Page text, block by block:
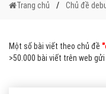
Trang chủ Chủ đề
Một số bài viết theo chủ đề
>50.000 bài viết trên web